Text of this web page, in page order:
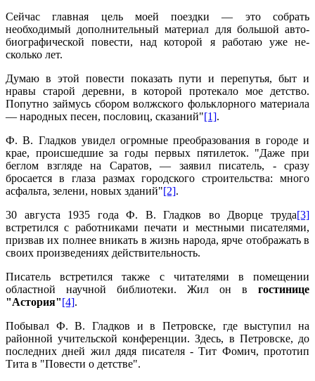
Сейчас главная цель моей поездки — это собрать
необходимый дополнительный материал для большой авто­
биографической повести, над которой я работаю уже не­
сколько лет.
Думаю в этой повести показать пути и перепутья, быт и
нравы старой деревни, в которой протекало мое дет­ство.
Попутно займусь сбором волжского фольклорного материала
— народных песен, пословиц, сказаний"[1].
Ф. В. Гладков увидел огромные преобразования в го­роде и
крае, происшедшие за годы первых пятилеток. "Даже при
беглом взгляде на Саратов, — заявил писа­тель, - сразу
бросается в глаза размах городского строи­тельства: много
асфальта, зелени, новых зданий"[2].
30 августа 1935 года Ф. В. Гладков во Дворце труда[3]
встретился с работниками печати и местными писателями,
призвав их полнее вникать в жизнь народа, ярче отображать в
сво­их произведениях действительность.
Писатель встретился также с читателями в помеще­нии
областной научной библиотеки. Жил он в гостинице
"Астория"[4].
Побывал Ф. В. Гладков и в Петровске, где выступил на
районной учительской конференции. Здесь, в Петров­ске, до
последних дней жил дядя писателя - Тит Фомич, прототип
Тита в "Повести о детстве".